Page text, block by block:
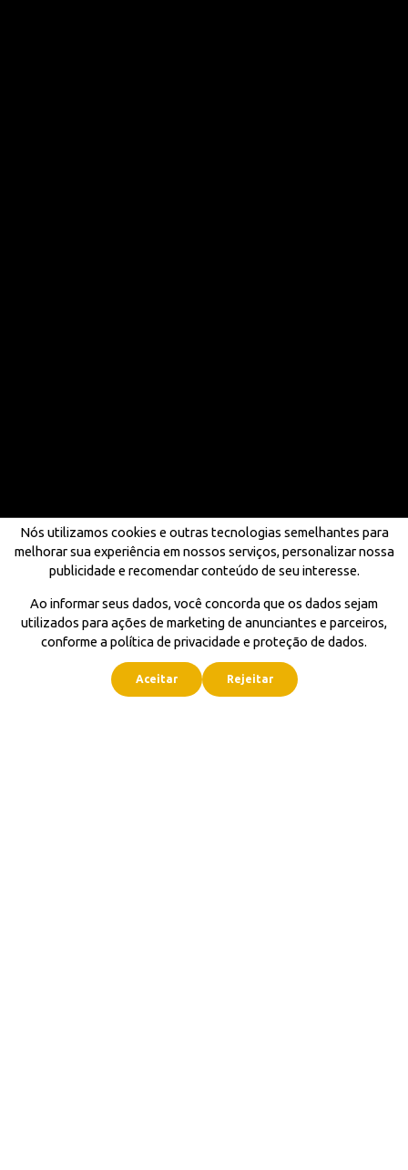
Nós utilizamos cookies e outras tecnologias semelhantes para
melhorar sua experiência em nossos serviços, personalizar nossa
publicidade e recomendar conteúdo de seu interesse.
Ao informar seus dados, você concorda que os dados sejam
utilizados para ações de marketing de anunciantes e parceiros,
conforme a política de privacidade e proteção de dados.
Aceitar Rejeitar